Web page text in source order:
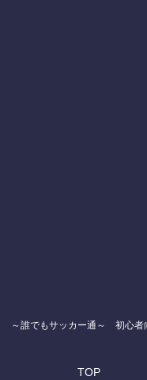
～誰でもサッカー通～ 初心者
TOP